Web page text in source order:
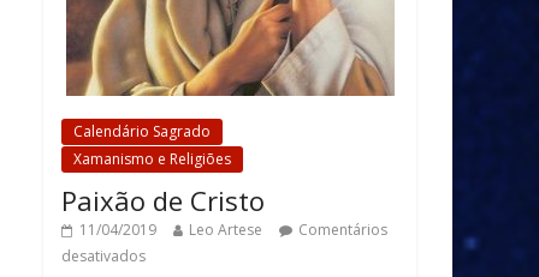
Calendário Sagrado
Xamanismo e Religiões
Paixão de Cristo
11/04/2019 Leo Artese
Comentários
desativados